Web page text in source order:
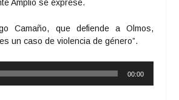
Amplio se exprese.
Camaño, que defiende a Olmos,
un caso de violencia de género”.
00:00